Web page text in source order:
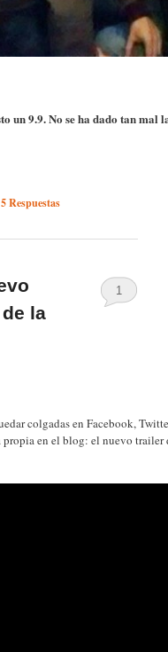
un 9.9. No se ha dado tan mal
5Respuestas
la
1
colgadas en Facebook,
propia en el blog: el nuevo